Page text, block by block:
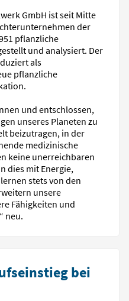
GmbH ist seit Mitte
der
pflanzliche
und analysiert. Der
als
pflanzliche
und entschlossen,
unseres Planeten zu
beizutragen, in der
medizinische
keine unerreichbaren
dies mit Energie,
stets von den
unsere
Fähigkeiten und
neu.
bei